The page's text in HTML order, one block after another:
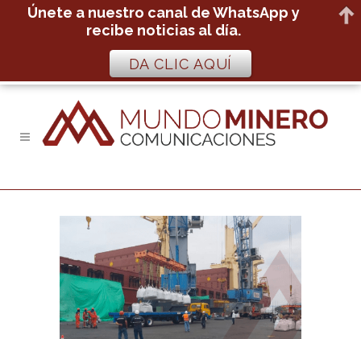
Únete a nuestro canal de WhatsApp y
recibe noticias al día.
DA CLIC AQUÍ